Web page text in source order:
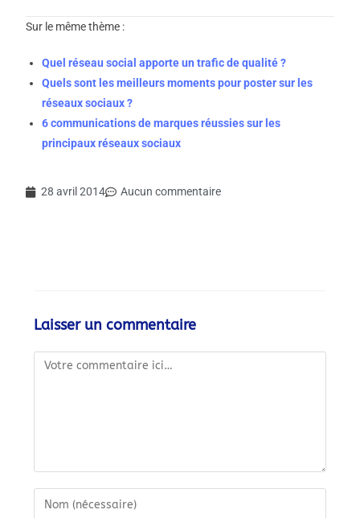
Sur le même thème :
Quel réseau social apporte un trafic de qualité ?
Quels sont les meilleurs moments pour poster sur les
réseaux sociaux ?
6 communications de marques réussies sur les
principaux réseaux sociaux
28 avril 2014 Aucun commentaire
Laisser un commentaire